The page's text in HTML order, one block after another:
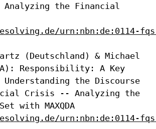
the Financial
urn:nbn:de:0114-
(Deutschland) & Michael
Responsibility: A Key
the Discourse
Crisis
-- Analyzing the
with MAXQDA
urn:nbn:de:0114-